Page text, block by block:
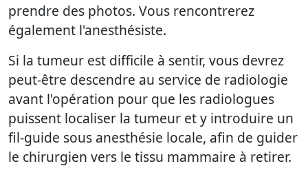
prendre des photos. Vous rencontrerez
également l'anesthésiste.
Si la tumeur est difficile à sentir, vous devrez
peut-être descendre au service de radiologie
avant l'opération pour que les radiologues
puissent localiser la tumeur et y introduire un
fil-guide sous anesthésie locale, afin de guider
le chirurgien vers le tissu mammaire à retirer.